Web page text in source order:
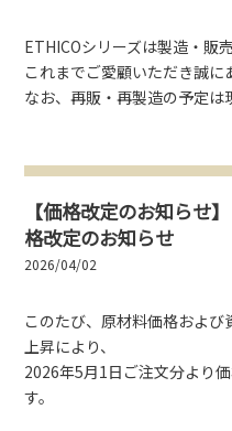
ETHICOシリーズは製造・販
これまでご愛顧いただき誠に
なお、再販・再製造の予定は
【価格改定のお知らせ
格改定のお知らせ
2026/04/02
このたび、原材料価格およ
上昇により、
2026年5月1日ご注文分より
す。